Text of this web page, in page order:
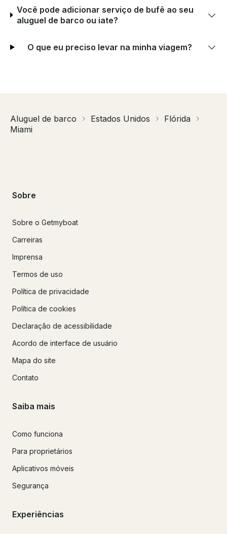
Você pode adicionar serviço de bufê ao seu
aluguel de barco ou iate?
O que eu preciso levar na minha viagem?
Aluguel de barco Estados Unidos
Flórida
Miami
Sobre
Sobre o Getmyboat
Carreiras
Imprensa
Termos de uso
Política de privacidade
Política de cookies
Declaração de acessibilidade
Acordo de interface de usuário
Mapa do site
Contato
Saiba mais
Como funciona
Para proprietários
Aplicativos móveis
Segurança
Experiências